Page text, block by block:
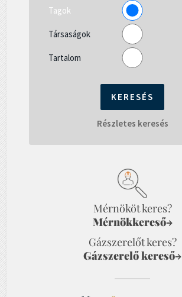
Tagok
Társaságok
Tartalom
Részletes keresés
Mérnököt keres?
Mérnökkereső→
Gázszerelőt keres?
Gázszerelő kereső→